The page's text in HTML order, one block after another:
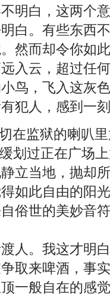
白，这两个意
白。有些东西
然而却令你如
云，超过任何
鸟，飞入这灰
犯人，感到一
监狱的喇叭里
划过正在广场
立当地，抛却
如此自由的阳
俗世的美妙音
。我这才明白
取来啤酒，事
一般自在的感